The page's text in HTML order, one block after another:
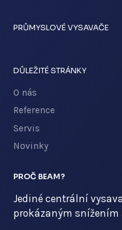
PRŮMYSLOVÉ VYSAVAČE
DŮLEŽITÉ STRÁNKY
O nás
Reference
Servis
Novinky
PROČ BEAM?
Jediné centrální
prokázaným